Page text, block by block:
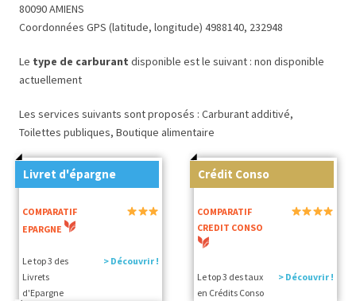
80090 AMIENS
Coordonnées GPS (latitude, longitude) 4988140, 232948
Le type de carburant disponible est le suivant : non disponible
actuellement
Les services suivants sont proposés : Carburant additivé,
Toilettes publiques, Boutique alimentaire
Livret d'épargne
COMPARATIF
EPARGNE
Le top 3 des
Livrets
d'Epargne
> Découvrir !
Crédit Conso
COMPARATIF
CREDIT CONSO
Le top 3 des taux
en Crédits Conso
> Découvrir !